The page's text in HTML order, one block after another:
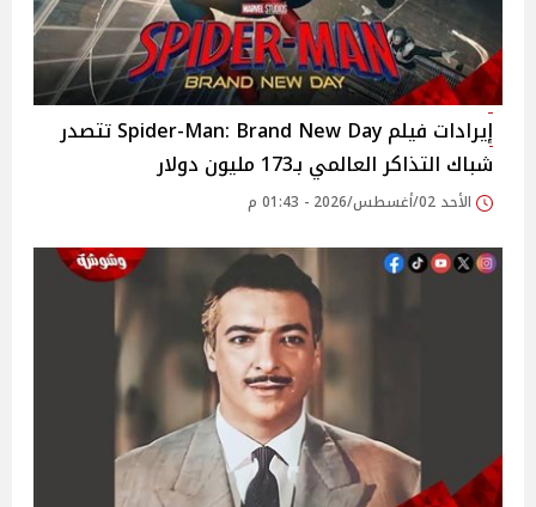
إيرادات فيلم Spider-Man: Brand New Day تتصدر
شباك التذاكر العالمي بـ173 مليون دولار
الأحد 02/أغسطس/2026 - 01:43 م